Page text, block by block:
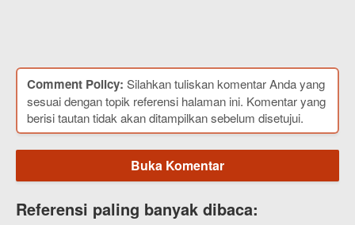
Comment Policy: Silahkan tuliskan komentar Anda yang
sesuai dengan topik referensi halaman ini. Komentar yang
berisi tautan tidak akan ditampilkan sebelum disetujui.
Buka Komentar
Referensi paling banyak dibaca: